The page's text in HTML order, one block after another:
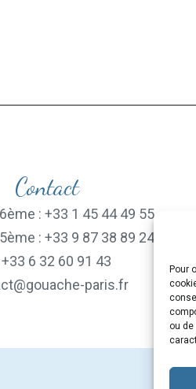
Pour
ou
Contact
: +33 1 45 44 49 55
: +33 9 87 38 89 24
6 32 60 91 43
paris.fr